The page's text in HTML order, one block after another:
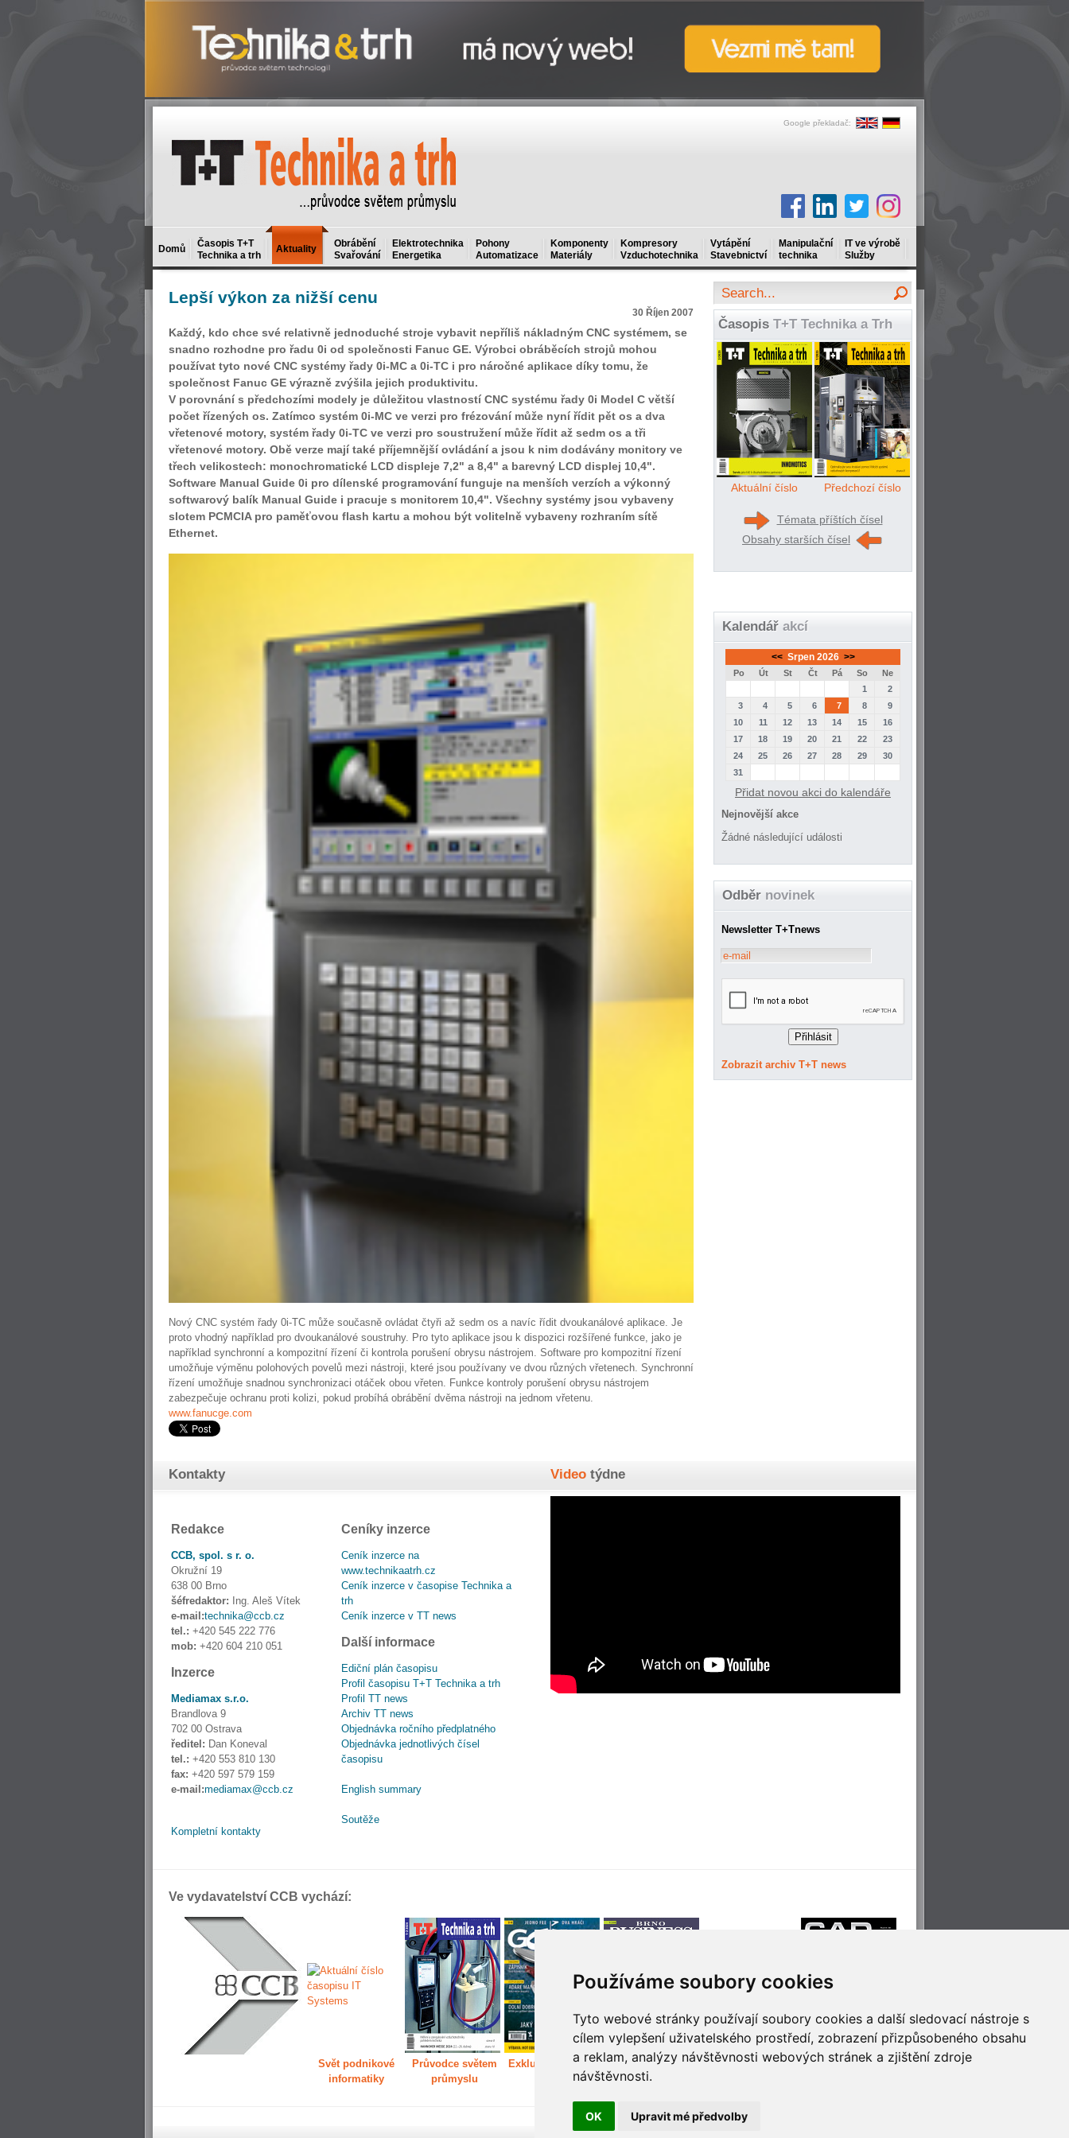
Používáme soubory cookies
Tyto webové stránky používají soubory cookies a další sledovací nástroje s
cílem vylepšení uživatelského prostředí, zobrazení přizpůsobeného obsahu
a reklam, analýzy návštěvnosti webových stránek a zjištění zdroje
návštěvnosti.
OK Upravit mé předvolby
Google překladač:
Domů
Časopis T+T
Technika a trh
Aktuality
Obrábění
Svařování
Elektrotechnika
Energetika
Pohony
Automatizace
Komponenty
Materiály
Kompresory
Vzduchotechnika
Vytápění
Stavebnictví
Manipulační
technika
IT ve výrobě
Služby
Lepšívýkon za nižší cenu
30 Říjen 2007
Každý, kdo chce své relativně jednoduché stroje vybavit nepříliš nákladným CNC systémem, se
snadno rozhodne pro řadu 0i od společnosti Fanuc GE. Výrobci obráběcích strojů mohou
používat tyto nové CNC systémy řady 0i-MC a 0i-TC i pro náročné aplikace díky tomu, že
společnost Fanuc GE výrazně zvýšila jejich produktivitu.
V porovnání s předchozími modely je důležitou vlastností CNC systému řady 0i Model C větší
počet řízených os. Zatímco systém 0i-MC ve verzi pro frézování může nyní řídit pět os a dva
vřetenové motory, systém řady 0i-TC ve verzi pro soustružení může řídit až sedm os a tři
vřetenové motory. Obě verze mají také příjemnější ovládání a jsou k nim dodávány monitory ve
třech velikostech: monochromatické LCD displeje 7,2" a 8,4" a barevný LCD displej 10,4".
Software Manual Guide 0i pro dílenské programování funguje na menších verzích a výkonný
softwarový balík Manual Guide i pracuje s monitorem 10,4". Všechny systémy jsou vybaveny
slotem PCMCIA pro paměťovou flash kartu a mohou být volitelně vybaveny rozhraním sítě
Ethernet.
Nový CNC systém řady 0i-TC může současně ovládat čtyři až sedm os a navíc řídit dvoukanálové aplikace. Je
proto vhodný například pro dvoukanálové soustruhy. Pro tyto aplikace jsou k dispozici rozšířené funkce, jako je
například synchronní a kompozitní řízení či kontrola porušení obrysu nástrojem. Software pro kompozitní řízení
umožňuje výměnu polohových povelů mezi nástroji, které jsou používany ve dvou různých vřetenech. Synchronní
řízení umožňuje snadnou synchronizaci otáček obou vřeten. Funkce kontroly porušení obrysu nástrojem
zabezpečuje ochranu proti kolizi, pokud probíhá obrábění dvěma nástroji na jednom vřetenu.
www.fanucge.com
Časopis T+T Technika a Trh
Aktuální číslo Předchozí číslo
Témata příštích čísel
Obsahy starších čísel
Kalendář akcí
<< Srpen 2026 >>
Po Út St Čt Pá So
Ne
1
2
3
4 5 6 7 8
9
10
11 12 13 14 15
16
17
18 19 20 21 22
23
24
25 26 27 28 29
30
31
Přidat novou akci do kalendáře
Nejnovější akce
Žádné následující události
Odběr novinek
Newsletter T+Tnews
Zobrazit archiv T+T news
Kontakty
Redakce
CCB, spol. s r. o.
Okružní 19
638 00 Brno
šéfredaktor: Ing. Aleš Vítek
e-mail:technika@ccb.cz
tel.: +420 545 222 776
mob: +420 604 210 051
Inzerce
Mediamax s.r.o.
Brandlova 9
702 00 Ostrava
ředitel: Dan Koneval
tel.: +420 553 810 130
fax: +420 597 579 159
e-mail:mediamax@ccb.cz
Kompletní kontakty
Ceníky inzerce
Ceník inzerce na
www.technikaatrh.cz
Ceník inzerce v časopise Technika a
trh
Ceník inzerce v TT news
Další informace
Ediční plán časopisu
Profil časopisu T+T Technika a trh
Profil TT news
Archiv TT news
Objednávka ročního předplatného
Objednávka jednotlivých čísel
časopisu
English summary
Soutěže
Video týdne
Ve vydavatelství CCB vychází:
Svět podnikové
informatiky
Průvodce světem
průmyslu
Exkluzivně světem
Děláme Brno větší Příjemné cestování
Technologie pro